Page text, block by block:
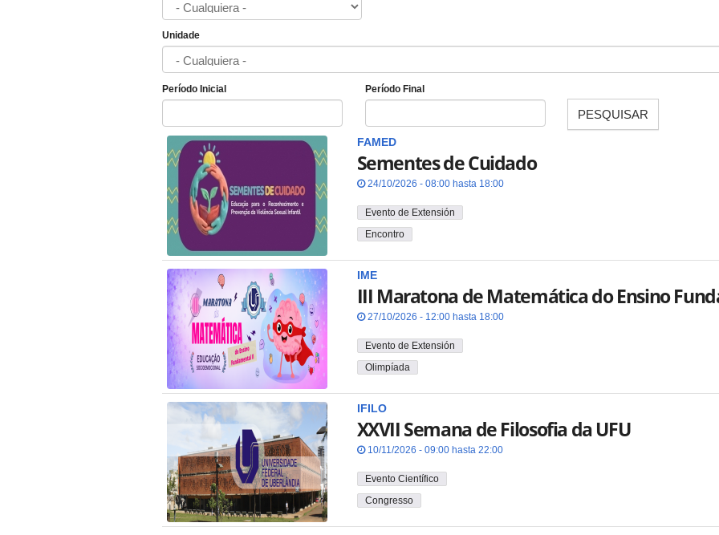
Unidade
Período Inicial
Fecha
Período Final
PESQUISAR
FAMED
Sementes de Cuidado
24/10/2026 - 08:00 hasta 18:00
Evento de Extensión
Encontro
IME
III Maratona de Matemática do Ensino
27/10/2026 - 12:00 hasta 18:00
Evento de Extensión
Olimpíada
IFILO
XXVII Semana de Filosofia da UFU
10/11/2026 - 09:00 hasta 22:00
Evento Científico
Congresso